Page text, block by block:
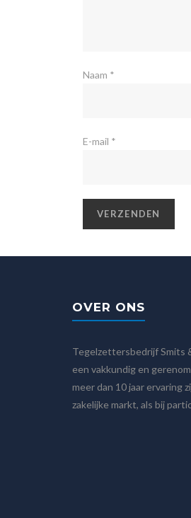
Naam *
E-mail *
OVER ONS
Tegelzettersbedrijf Smits
een vakkundig en
meer dan 10 jaar ervaring
zakelijke markt, als bij